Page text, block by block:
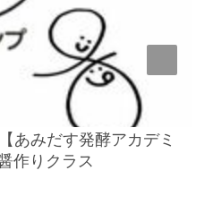
あみだす発酵アカデミ
作りクラス